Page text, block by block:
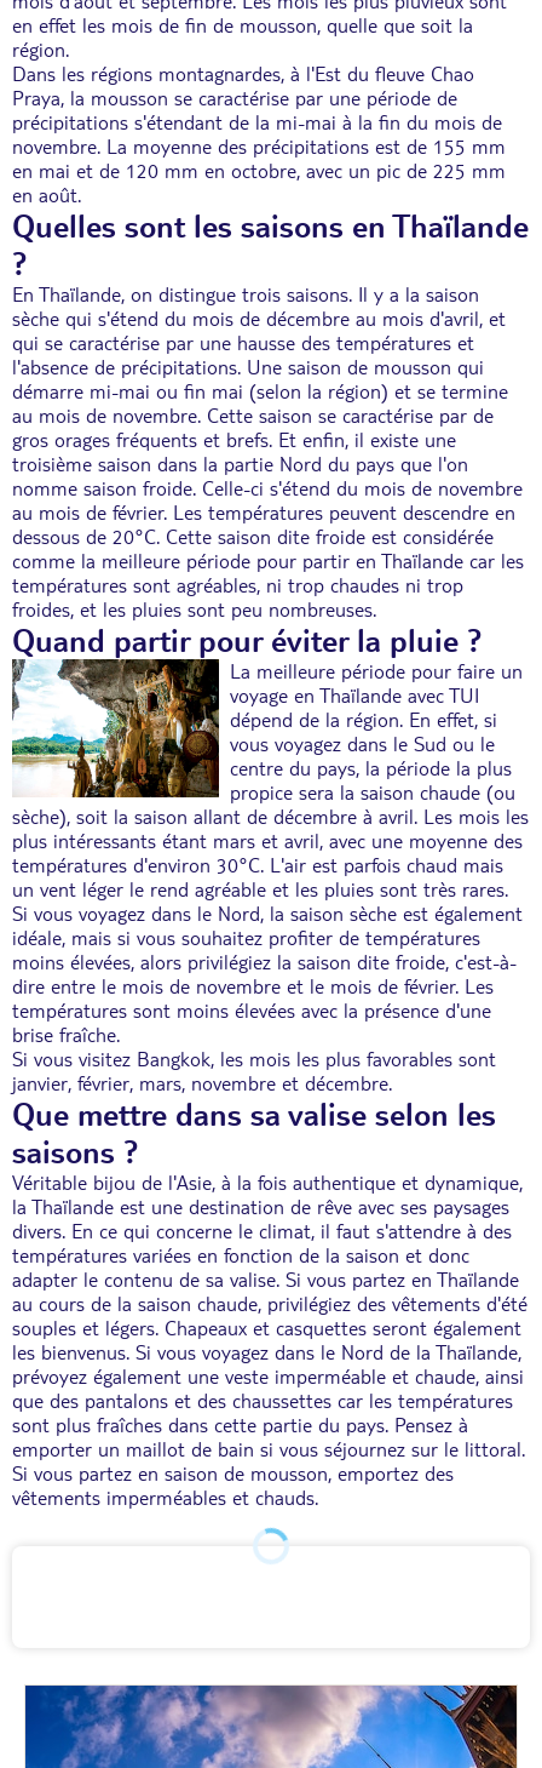
en effet les mois de fin de mousson, quelle que soit la
région.
Dans les régions montagnardes, à l'Est du fleuve Chao
Praya, la mousson se caractérise par une période de
précipitations s'étendant de la mi-mai à la fin du mois de
novembre. La moyenne des précipitations est de 155 mm
en mai et de 120 mm en octobre, avec un pic de 225 mm
en août.
Quelles sont les saisons en Thaïlande
?
En Thaïlande, on distingue trois saisons. Il y a la saison
sèche qui s'étend du mois de décembre au mois d'avril, et
qui se caractérise par une hausse des températures et
l'absence de précipitations. Une saison de mousson qui
démarre mi-mai ou fin mai (selon la région) et se termine
au mois de novembre. Cette saison se caractérise par de
gros orages fréquents et brefs. Et enfin, il existe une
troisième saison dans la partie Nord du pays que l'on
nomme saison froide. Celle-ci s'étend du mois de novembre
au mois de février. Les températures peuvent descendre en
dessous de 20°C. Cette saison dite froide est considérée
comme la meilleure période pour partir en Thaïlande car les
températures sont agréables, ni trop chaudes ni trop
froides, et les pluies sont peu nombreuses.
Quand partir pour éviter la pluie ?
La meilleure période pour faire un
voyage en Thaïlandeavec TUI
dépend de la région. En effet, si
vous voyagez dans le Sud ou le
centre du pays, la période la plus
propice sera la saison chaude (ou
sèche), soit la saison allant de décembre à avril. Les mois les
plus intéressants étant mars et avril, avec une moyenne des
températures d'environ 30°C. L'air est parfois chaud mais
un vent léger le rend agréable et les pluies sont très rares.
Si vous voyagez dans le Nord, la saison sèche est également
idéale, mais si vous souhaitez profiter de températures
moins élevées, alors privilégiez la saison dite froide, c'est-à-
dire entre le mois de novembre et le mois de février. Les
températures sont moins élevées avec la présence d'une
brise fraîche.
Si vous visitez Bangkok, les mois les plus favorables sont
janvier, février, mars, novembre et décembre.
Que mettre dans sa valise selon les
saisons ?
Véritable bijou de l'Asie, à la fois authentique et dynamique,
la Thaïlande est une destination de rêve avec ses paysages
divers. En ce qui concerne le climat, il faut s'attendre à des
températures variées en fonction de la saison et donc
adapter le contenu de sa valise. Si vous partez en Thaïlande
au cours de la saison chaude, privilégiez des vêtements d'été
souples et légers. Chapeaux et casquettes seront également
les bienvenus. Si vous voyagez dans le Nord de la Thaïlande,
prévoyez également une veste imperméable et chaude, ainsi
que des pantalons et des chaussettes car les températures
sont plus fraîches dans cette partie du pays. Pensez à
emporter un maillot de bain si vous séjournez sur le littoral.
Si vous partez en saison de mousson, emportez des
vêtements imperméables et chauds.